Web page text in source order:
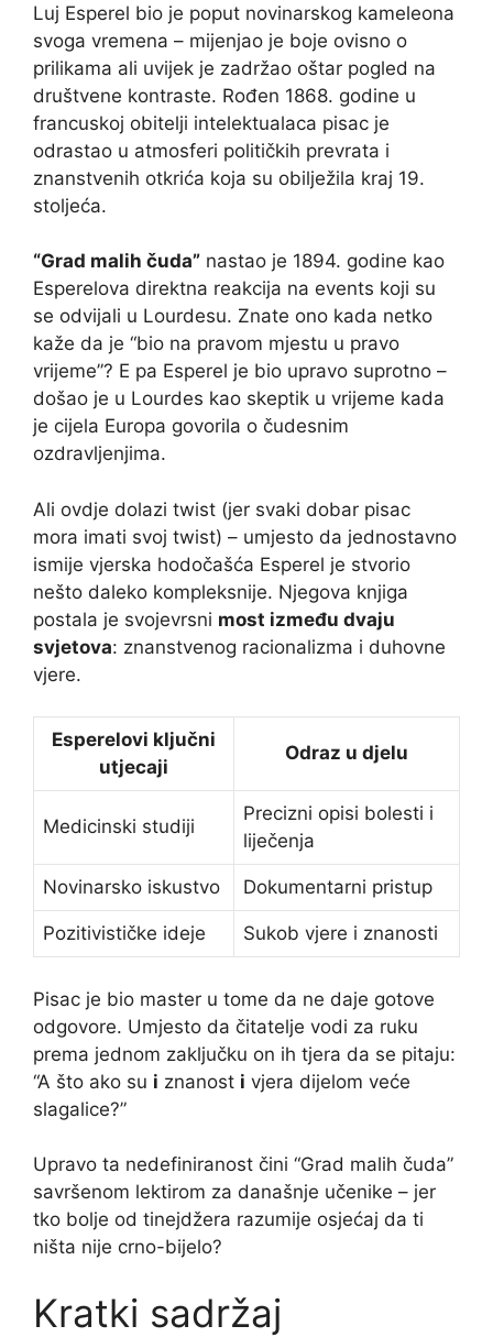
Luj Esperel bio je poput novinarskog kameleona
svoga vremena – mijenjao je boje ovisno o
prilikama ali uvijek je zadržao oštar pogled na
društvene kontraste. Rođen 1868. godine u
francuskoj obitelji intelektualaca pisac je
odrastao u atmosferi političkih prevrata i
znanstvenih otkrića koja su obilježila kraj 19.
stoljeća.
“Grad malih čuda” nastao je 1894. godine kao
Esperelova direktna reakcija na events koji su
se odvijali u Lourdesu. Znate ono kada netko
kaže da je “bio na pravom mjestu u pravo
vrijeme”? E pa Esperel je bio upravo suprotno –
došao je u Lourdes kao skeptik u vrijeme kada
je cijela Europa govorila o čudesnim
ozdravljenjima.
Ali ovdje dolazi twist (jer svaki dobar pisac
mora imati svoj twist) – umjesto da jednostavno
ismije vjerska hodočašća Esperel je stvorio
nešto daleko kompleksnije. Njegova knjiga
postala je svojevrsni most između dvaju
svjetova: znanstvenog racionalizma i duhovne
vjere.
Esperelovi ključni
utjecaji
Odraz u djelu
Medicinski studiji
Precizni opisi bolesti i
liječenja
Novinarsko iskustvo Dokumentarni pristup
Pozitivističke ideje Sukob vjere i znanosti
Pisac je bio master u tome da ne daje gotove
odgovore. Umjesto da čitatelje vodi za ruku
prema jednom zaključku on ih tjera da se pitaju:
“A što ako su i znanost i vjera dijelom veće
slagalice?”
Upravo ta nedefiniranost čini “Grad malih čuda”
savršenom lektirom za današnje učenike – jer
tko bolje od tinejdžera razumije osjećaj da ti
ništa nije crno-bijelo?
Kratki sadržaj